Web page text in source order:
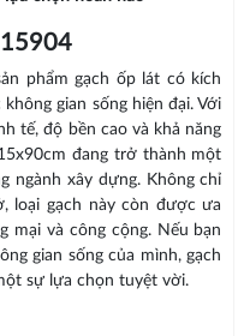
phẩm gạch ốp lát có kích
gian sống hiện đại. Với
tế, độ bền cao và khả năng
đang trở thành một
ngành xây dựng. Không chỉ
loại gạch này còn được ưa
mại và công cộng. Nếu bạn
gian sống của mình, gạch
sự lựa chọn tuyệt vời.